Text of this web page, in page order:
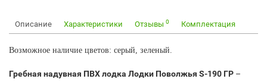
Описание Характеристики Отзывы 0 Комплектация
Возможное наличие цветов: серый, зеленый.
Гребная надувная ПВХ лодка Лодки Поволжья S-190 ГР –